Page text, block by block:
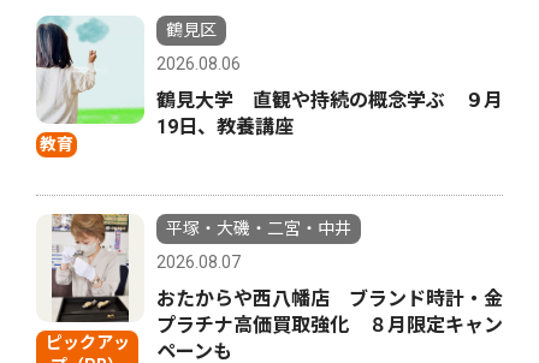
教育
鶴見区
2026.08.06
鶴見大学 直観や持続の概念学ぶ ９月
19日、教養講座
ピックアッ
平塚・大磯・二宮・中井
2026.08.07
おたからや西八幡店 ブランド時計・金
プラチナ高価買取強化 ８月限定キャン
ペーンも